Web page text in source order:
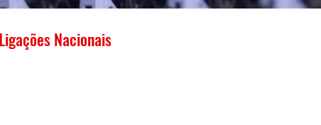
Ligações Nacionais